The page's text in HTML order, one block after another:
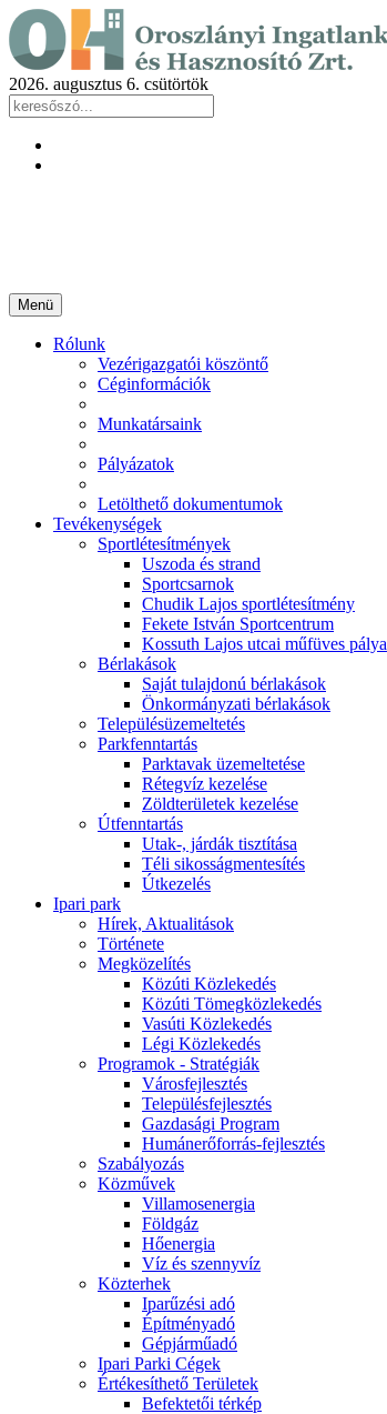
2026. augusztus 6. csütörtök
Menü
Rólunk
Vezérigazgatói köszöntő
Céginformációk
Munkatársaink
Pályázatok
Letölthető dokumentumok
Tevékenységek
Sportlétesítmények
Uszoda és strand
Sportcsarnok
Chudik Lajos sportlétesítmény
Fekete István Sportcentrum
Kossuth Lajos utcai műfüves pálya
Bérlakások
Saját tulajdonú bérlakások
Önkormányzati bérlakások
Településüzemeltetés
Parkfenntartás
Parktavak üzemeltetése
Rétegvíz kezelése
Zöldterületek kezelése
Útfenntartás
Utak-, járdák tisztítása
Téli sikosságmentesítés
Útkezelés
Ipari park
Hírek, Aktualitások
Története
Megközelítés
Közúti Közlekedés
Közúti Tömegközlekedés
Vasúti Közlekedés
Légi Közlekedés
Programok - Stratégiák
Városfejlesztés
Településfejlesztés
Gazdasági Program
Humánerőforrás-fejlesztés
Szabályozás
Közművek
Villamosenergia
Földgáz
Hőenergia
Víz és szennyvíz
Közterhek
Iparűzési adó
Építményadó
Gépjárműadó
Ipari Parki Cégek
Értékesíthető Területek
Befektetői térkép